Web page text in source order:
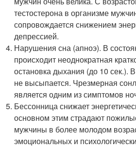
тестостерона в организме
сопровождается снижением
депрессией.
Нарушения сна (апноэ). В
происходит неоднократная
остановка дыхания (до 10 сек.).
не высыпается. Чрезмерная
является одним из симптомов
Бессонница снижает
основном этим страдают
мужчины в более молодом
эмоциональных и